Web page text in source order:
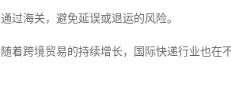
通过海关，避免延误或退运的风险。
随着跨境贸易的持续增长，国际快递行业也在